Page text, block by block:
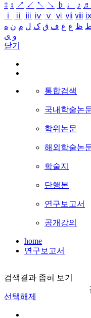
‡ ↕ ↗ ↙ ↖ ↘ ♭ ♩ ♪ ♬
ⅰ
ⅱ ⅲ ⅳ ⅴ ⅵ ⅶ ⅷ ⅸ
ظ ع غ ف ق ک ل م ن ه
و ی
닫기
통합검색
국내학술논
학위논문
해외학술논
학술지
단행본
연구보고서
공개강의
home
연구보고서
검색결과 좁혀 보기
선택해제